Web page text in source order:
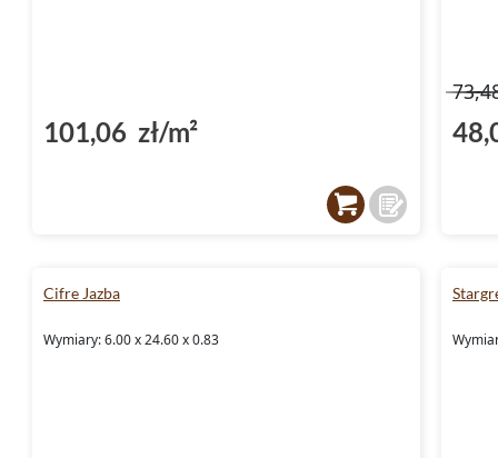
101,06 zł/m²
Cifre Jazba
Wymiary: 6.00 x 24.60 x 0.83